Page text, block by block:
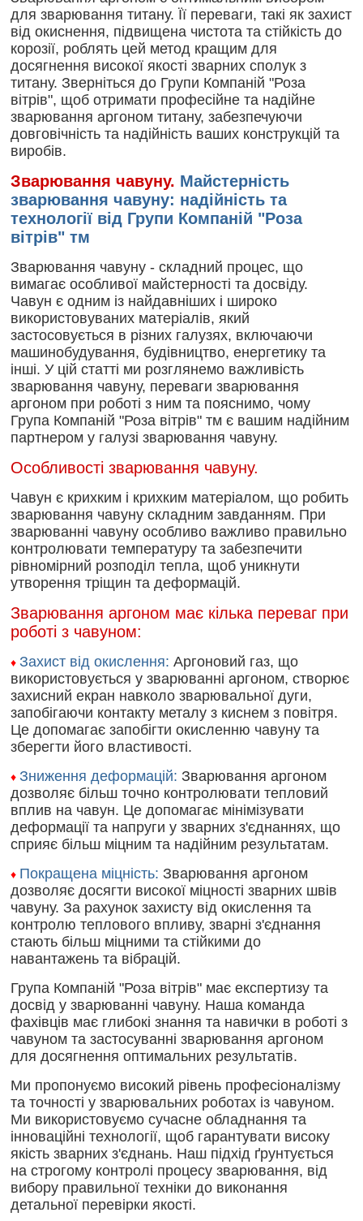
для зварювання титану. Її переваги, такі як захист
від окиснення, підвищена чистота та стійкість до
корозії, роблять цей метод кращим для
досягнення високої якості зварних сполук з
титану. Зверніться до Групи Компаній "Роза
вітрів", щоб отримати професійне та надійне
зварювання аргоном титану, забезпечуючи
довговічність та надійність ваших конструкцій та
виробів.
Зварювання чавуну. Майстерність
зварювання чавуну: надійність та
технології від Групи Компаній "Роза
вітрів" тм
Зварювання чавуну - складний процес, що
вимагає особливої майстерності та досвіду.
Чавун є одним із найдавніших і широко
використовуваних матеріалів, який
застосовується в різних галузях, включаючи
машинобудування, будівництво, енергетику та
інші. У цій статті ми розглянемо важливість
зварювання чавуну, переваги зварювання
аргоном при роботі з ним та пояснимо, чому
Група Компаній "Роза вітрів" тм є вашим надійним
партнером у галузі зварювання чавуну.
Особливості зварювання чавуну.
Чавун є крихким і крихким матеріалом, що робить
зварювання чавуну складним завданням. При
зварюванні чавуну особливо важливо правильно
контролювати температуру та забезпечити
рівномірний розподіл тепла, щоб уникнути
утворення тріщин та деформацій.
Зварювання аргоном має кілька переваг при
роботі з чавуном:
♦ Захист від окислення: Аргоновий газ, що
використовується у зварюванні аргоном, створює
захисний екран навколо зварювальної дуги,
запобігаючи контакту металу з киснем з повітря.
Це допомагає запобігти окисленню чавуну та
зберегти його властивості.
♦ Зниження деформацій: Зварювання аргоном
дозволяє більш точно контролювати тепловий
вплив на чавун. Це допомагає мінімізувати
деформації та напруги у зварних з'єднаннях, що
сприяє більш міцним та надійним результатам.
♦ Покращена міцність: Зварювання аргоном
дозволяє досягти високої міцності зварних швів
чавуну. За рахунок захисту від окислення та
контролю теплового впливу, зварні з'єднання
стають більш міцними та стійкими до
навантажень та вібрацій.
Група Компаній "Роза вітрів" має експертизу та
досвід у зварюванні чавуну. Наша команда
фахівців має глибокі знання та навички в роботі з
чавуном та застосуванні зварювання аргоном
для досягнення оптимальних результатів.
Ми пропонуємо високий рівень професіоналізму
та точності у зварювальних роботах із чавуном.
Ми використовуємо сучасне обладнання та
інноваційні технології, щоб гарантувати високу
якість зварних з'єднань. Наш підхід ґрунтується
на строгому контролі процесу зварювання, від
вибору правильної техніки до виконання
детальної перевірки якості.